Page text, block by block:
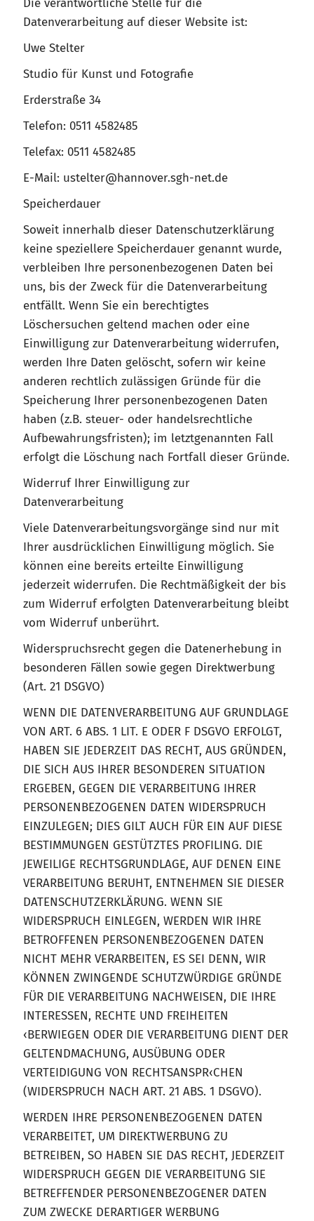
Die verantwortliche Stelle für die
Datenverarbeitung auf dieser Website ist:
Uwe Stelter
Studio für Kunst und Fotografie
Erderstraße 34
Telefon: 0511 4582485
Telefax: 0511 4582485
E-Mail: ustelter@hannover.sgh-net.de
Speicherdauer
Soweit innerhalb dieser Datenschutzerklärung
keine speziellere Speicherdauer genannt wurde,
verbleiben Ihre personenbezogenen Daten bei
uns, bis der Zweck für die Datenverarbeitung
entfällt. Wenn Sie ein berechtigtes
Löschersuchen geltend machen oder eine
Einwilligung zur Datenverarbeitung widerrufen,
werden Ihre Daten gelöscht, sofern wir keine
anderen rechtlich zulässigen Gründe für die
Speicherung Ihrer personenbezogenen Daten
haben (z.B. steuer- oder handelsrechtliche
Aufbewahrungsfristen); im letztgenannten Fall
erfolgt die Löschung nach Fortfall dieser Gründe.
Widerruf Ihrer Einwilligung zur
Datenverarbeitung
Viele Datenverarbeitungsvorgänge sind nur mit
Ihrer ausdrücklichen Einwilligung möglich. Sie
können eine bereits erteilte Einwilligung
jederzeit widerrufen. Die Rechtmäßigkeit der bis
zum Widerruf erfolgten Datenverarbeitung bleibt
vom Widerruf unberührt.
Widerspruchsrecht gegen die Datenerhebung in
besonderen Fällen sowie gegen Direktwerbung
(Art. 21 DSGVO)
WENN DIE DATENVERARBEITUNG AUF GRUNDLAGE
VON ART. 6 ABS. 1 LIT. E ODER F DSGVO ERFOLGT,
HABEN SIE JEDERZEIT DAS RECHT, AUS GRÜNDEN,
DIE SICH AUS IHRER BESONDEREN SITUATION
ERGEBEN, GEGEN DIE VERARBEITUNG IHRER
PERSONENBEZOGENEN DATEN WIDERSPRUCH
EINZULEGEN; DIES GILT AUCH FÜR EIN AUF DIESE
BESTIMMUNGEN GESTÜTZTES PROFILING. DIE
JEWEILIGE RECHTSGRUNDLAGE, AUF DENEN EINE
VERARBEITUNG BERUHT, ENTNEHMEN SIE DIESER
DATENSCHUTZERKLÄRUNG. WENN SIE
WIDERSPRUCH EINLEGEN, WERDEN WIR IHRE
BETROFFENEN PERSONENBEZOGENEN DATEN
NICHT MEHR VERARBEITEN, ES SEI DENN, WIR
KÖNNEN ZWINGENDE SCHUTZWÜRDIGE GRÜNDE
FÜR DIE VERARBEITUNG NACHWEISEN, DIE IHRE
INTERESSEN, RECHTE UND FREIHEITEN
‹BERWIEGEN ODER DIE VERARBEITUNG DIENT DER
GELTENDMACHUNG, AUSÜBUNG ODER
VERTEIDIGUNG VON RECHTSANSPR‹CHEN
(WIDERSPRUCH NACH ART. 21 ABS. 1 DSGVO).
WERDEN IHRE PERSONENBEZOGENEN DATEN
VERARBEITET, UM DIREKTWERBUNG ZU
BETREIBEN, SO HABEN SIE DAS RECHT, JEDERZEIT
WIDERSPRUCH GEGEN DIE VERARBEITUNG SIE
BETREFFENDER PERSONENBEZOGENER DATEN
ZUM ZWECKE DERARTIGER WERBUNG